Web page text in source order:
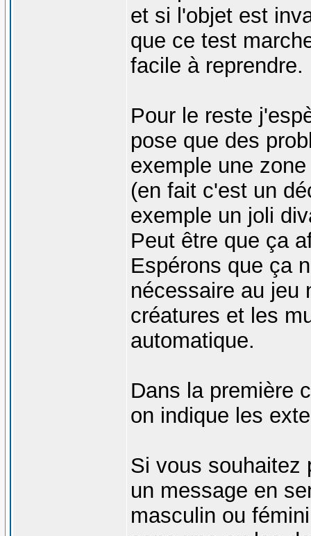
et si l'objet est
que ce test
facile à reprendre.
Pour le reste
pose que des
exemple une
(en fait c'est un
exemple un joli
Peut être que ça
Espérons que ça
nécessaire au jeu
créatures et les
automatique.
Dans la première
on indique les
Si vous souhaitez
un message en
masculin ou